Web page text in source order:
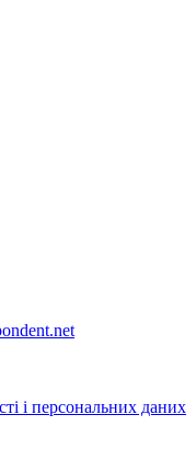
і персональних даних